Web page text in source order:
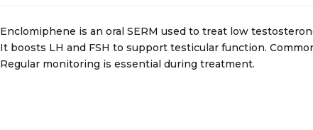
Enclomiphene is an oral SERM used to treat low
It boosts LH and FSH to support testicular function.
Regular monitoring is essential during treatment.